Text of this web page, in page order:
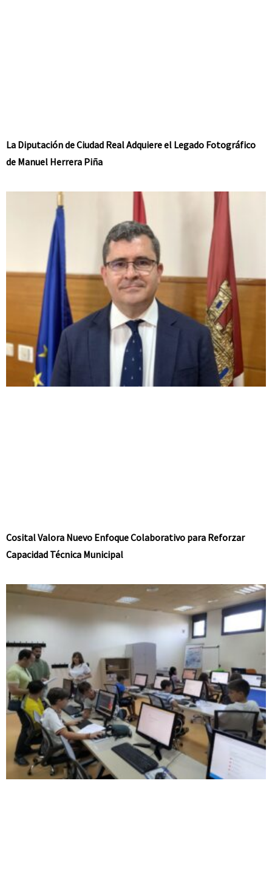
La Diputación de Ciudad Real Adquiere el Legado Fotográfico
de Manuel Herrera Piña
Cosital Valora Nuevo Enfoque Colaborativo para Reforzar
Capacidad Técnica Municipal